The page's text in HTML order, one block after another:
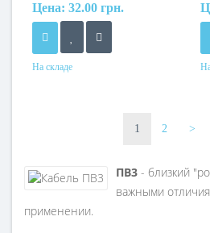
Цена: 32.00 грн.
На складе
1
1 2 >
ПВ3 - близкий
важными
применении.